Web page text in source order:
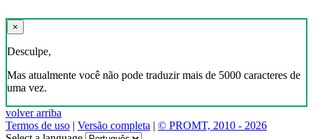
×
Desculpe,
Mas atualmente você não pode traduzir mais de 5000 caracteres de
uma vez.
volver arriba
Termos de uso | Versão completa | © PROMT, 2010 - 2026